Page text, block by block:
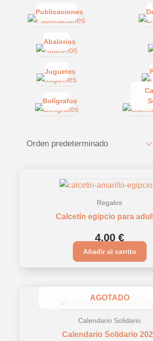
Publicaciones
Abalorios
Juguetes
Bolígrafos
Regalos
Calcetín egipcio para
4,00 €
Añadir al carrito
AGOTADO
Calendario Solidario
Calendario Solidario